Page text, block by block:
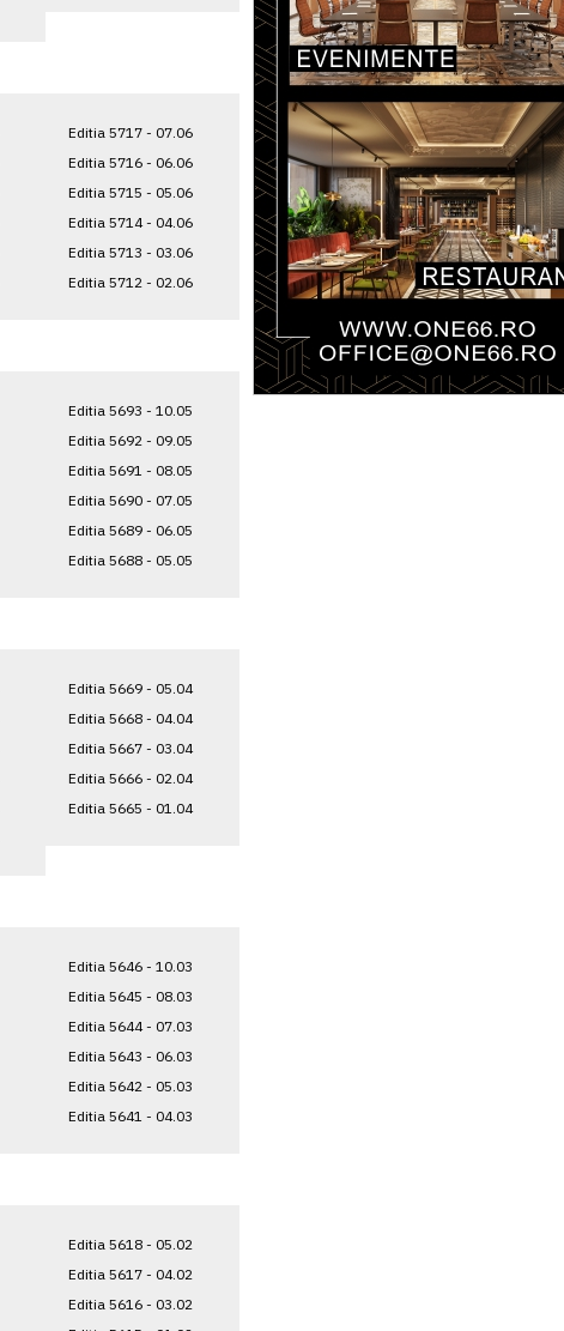
Editia 5717 - 07.06
Editia 5716 - 06.06
Editia 5715 - 05.06
Editia 5714 - 04.06
Editia 5713 - 03.06
Editia 5712 - 02.06
Editia 5693 - 10.05
Editia 5692 - 09.05
Editia 5691 - 08.05
Editia 5690 - 07.05
Editia 5689 - 06.05
Editia 5688 - 05.05
Editia 5669 - 05.04
Editia 5668 - 04.04
Editia 5667 - 03.04
Editia 5666 - 02.04
Editia 5665 - 01.04
Editia 5646 - 10.03
Editia 5645 - 08.03
Editia 5644 - 07.03
Editia 5643 - 06.03
Editia 5642 - 05.03
Editia 5641 - 04.03
Editia 5618 - 05.02
Editia 5617 - 04.02
Editia 5616 - 03.02